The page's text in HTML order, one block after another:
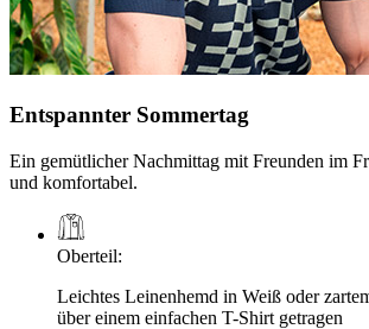
Entspannter Sommertag
Ein gemütlicher Nachmittag mit Freunden im
und komfortabel.
Oberteil:
Leichtes Leinenhemd in Weiß oder
über einem einfachen T-Shirt getragen